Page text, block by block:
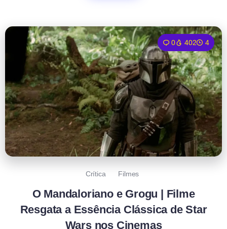
0 402 4
Crítica Filmes
O Mandaloriano e Grogu | Filme
Resgata a Essência Clássica de Star
Wars nos Cinemas